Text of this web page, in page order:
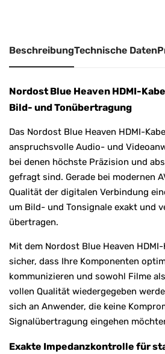
:BeschreibungTechnische Daten
Nordost Blue Heaven HDMI-
Bild- und Tonübertragung
Das Nordost Blue Heaven HDMI-
anspruchsvolle Audio- und
bei denen höchste Präzision und
gefragt sind. Gerade bei modernen
Qualität der digitalen Verbindung
um Bild- und Tonsignale exakt und
übertragen.
Mit dem Nordost Blue Heaven
sicher, dass Ihre Komponenten
kommunizieren und sowohl Filme
vollen Qualität wiedergegeben
sich an Anwender, die keine
Signalübertragung eingehen
Exakte Impedanzkontrolle für